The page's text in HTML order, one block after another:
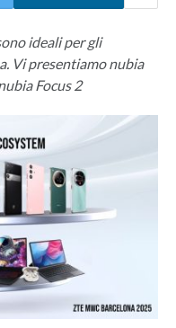
ideali per gli
Vi presentiamo nubia
Focus 2